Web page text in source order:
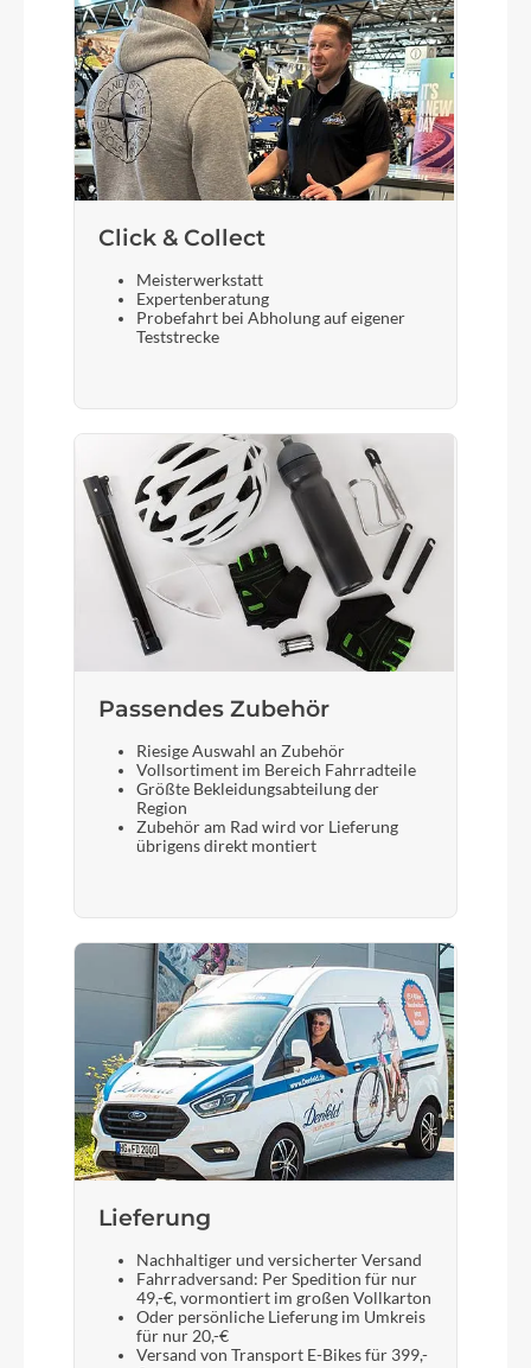
Click & Collect
Meisterwerkstatt
Expertenberatung
Probefahrt bei Abholung auf eigener
Teststrecke
Passendes Zubehör
Riesige Auswahl an Zubehör
Vollsortiment im Bereich Fahrradteile
Größte Bekleidungsabteilung der
Region
Zubehör am Rad wird vor Lieferung
übrigens direkt montiert
Lieferung
Nachhaltiger und versicherter Versand
Fahrradversand: Per Spedition für nur
49,-€, vormontiert im großen Vollkarton
Oder persönliche Lieferung im Umkreis
für nur 20,-€
Versand von Transport E-Bikes für 399,-